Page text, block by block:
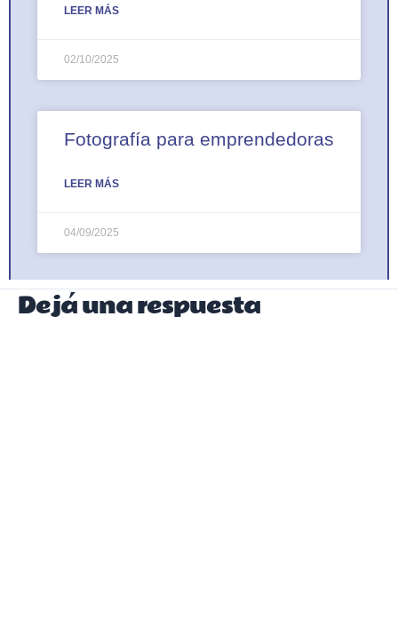
LEER MÁS
02/10/2025
Fotografía para emprendedoras
LEER MÁS
04/09/2025
Dejá una respuesta